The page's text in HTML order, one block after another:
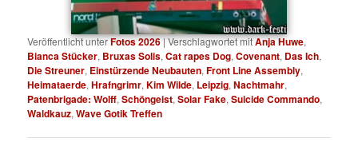
Veröffentlicht unterFotos 2026|Verschlagwortet mitAnja Huwe,
Bianca Stücker, Bruxas Solis,Cat rapes Dog,Covenant, Das Ich,
Die Streuner, Einstürzende Neubauten,Front Line Assembly,
Heimataerde,Hrafngrimr,Kim Wilde, Leipzig,Nachtmahr,
Patenbrigade: Wolff,Schöngeist,Solar Fake,Suicide Commando,
Waldkauz,Wave Gotik Treffen